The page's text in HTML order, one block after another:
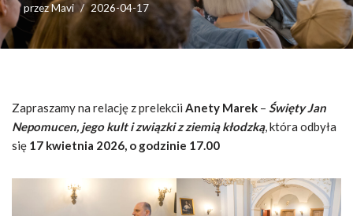
przezMavi 2026-04-17
Zapraszamy na relację z prelekcii Anety Marek – Święty Jan
Nepomucen, jego kult i związki z ziemią kłodzką, która odbyła
się 17 kwietnia 2026, o godzinie 17.00